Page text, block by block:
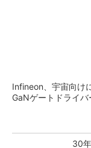
Infineon、宇宙向け
GaNゲートドライバ
30